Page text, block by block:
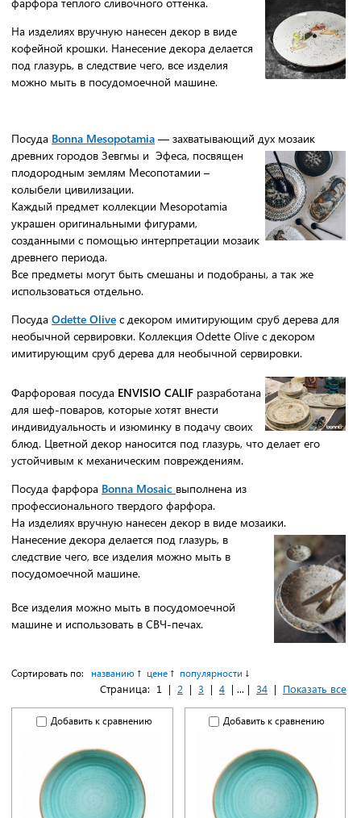
фарфора теплого сливочного оттенка.
На изделиях вручную нанесен декор в виде
кофейной крошки. Нанесение декора делается
под глазурь, в следствие чего, все изделия
можно мыть в посудомоечной машине.
Посуда Bonna Mesopotamia — захватывающий дух мозаик
древних городов Зевгмы и Эфеса, посвящен
плодородным землям Месопотамии –
колыбели цивилизации.
Каждый предмет коллекции Mesopotamia
украшен оригинальными фигурами,
созданными с помощью интерпретации мозаик
древнего периода.
Все предметы могут быть смешаны и подобраны, а так же
использоваться отдельно.
Посуда Odette Olive с декором имитирующим сруб дерева для
необычной сервировки. Коллекция Odette Olive с декором
имитирующим сруб дерева для необычной сервировки.
Фарфоровая посуда ENVISIO CALIF разработана
для шеф-поваров, которые хотят внести
индивидуальность и изюминку в подачу своих
блюд. Цветной декор наносится под глазурь, что делает его
устойчивым к механическим повреждениям.
Посуда фарфора Bonna Mosaic выполнена из
профессионального твердого фарфора.
На изделиях вручную нанесен декор в виде мозаики.
Нанесение декора делается под глазурь, в
следствие чего, все изделия можно мыть в
посудомоечной машине.
Все изделия можно мыть в посудомоечной
машине и использовать в СВЧ-печах.
Сортировать по: названию цене популярности
Страница: 1 | 2 | 3 | 4 | ... | 34 | Показать все
Добавить к сравнению Добавить к сравнению